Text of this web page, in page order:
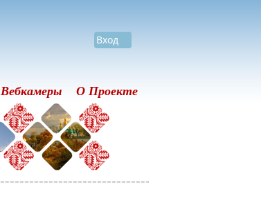
Вход
Вебкамеры О Проекте